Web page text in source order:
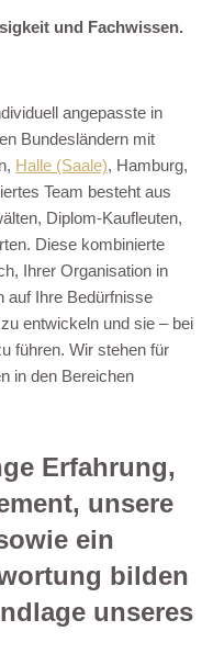
und Fachwissen.
angepasste in
Bundesländern mit
Halle (Saale), Hamburg,
Team besteht aus
Diplom-Kaufleuten,
Diese kombinierte
Ihrer Organisation in
auf Ihre Bedürfnisse
entwickeln und sie – bei
führen. Wir stehen für
in den Bereichen
Erfahrung,
unsere
ein
bilden
unseres